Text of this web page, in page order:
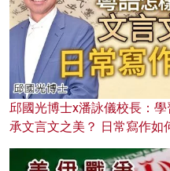
邱國光博士x潘詠儀校長：
承文言文之美？ 日常寫作如